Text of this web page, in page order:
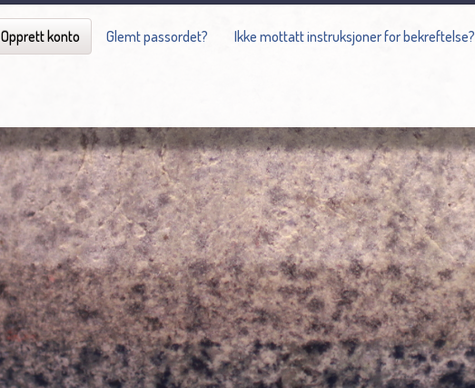
Opprett konto Glemt passordet? Ikke mottatt instruksjoner for bekreftelse?